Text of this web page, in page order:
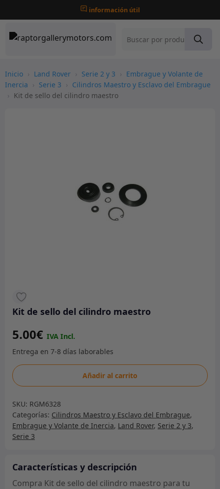
información útil
Inicio › Land Rover › Serie 2 y 3 › Embrague y Volante de
Inercia › Serie 3 › Cilindros Maestro y Esclavo del Embrague
› Kit de sello del cilindro maestro
Kit de sello del cilindro maestro
5.00€
Kit
de
del
cilindro
maestro
cantidad
Añadir al carrito
SKU: RGM6328
Categorías: Cilindros Maestro y Esclavo del Embrague,
Embrague y Volante de Inercia, Land Rover, Serie 2 y 3,
Serie 3
Características y descripción
Compra Kit de sello del cilindro maestro para tu